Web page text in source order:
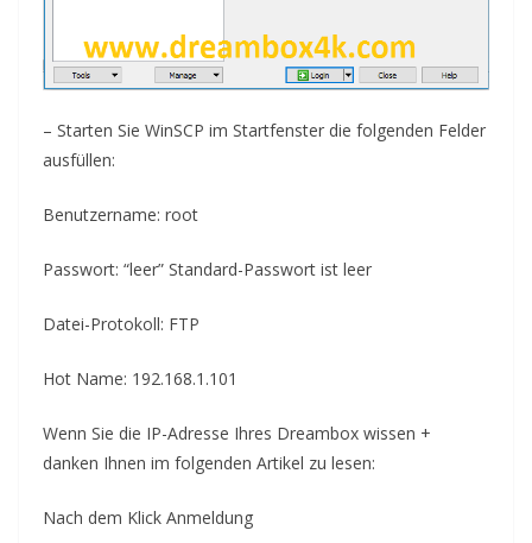
– Starten Sie WinSCP im Startfenster die folgenden Felder
ausfüllen:
Benutzername: root
Passwort: “leer” Standard-Passwort ist leer
Datei-Protokoll: FTP
Hot Name: 192.168.1.101
Wenn Sie die IP-Adresse Ihres Dreambox wissen +
danken Ihnen im folgenden Artikel zu lesen:
Nach dem Klick Anmeldung